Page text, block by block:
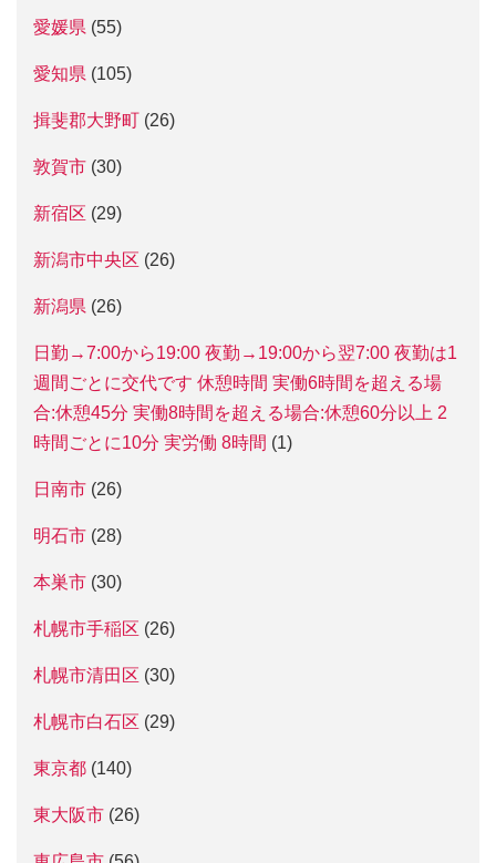
愛媛県 (55)
愛知県 (105)
揖斐郡大野町 (26)
敦賀市 (30)
新宿区 (29)
新潟市中央区 (26)
新潟県 (26)
日勤→7:00から19:00 夜勤→19:00から翌7:00 夜勤は1
週間ごとに交代です 休憩時間 実働6時間を超える場
合:休憩45分 実働8時間を超える場合:休憩60分以上 2
時間ごとに10分 実労働 8時間 (1)
日南市 (26)
明石市 (28)
本巣市 (30)
札幌市手稲区 (26)
札幌市清田区 (30)
札幌市白石区 (29)
東京都 (140)
東大阪市 (26)